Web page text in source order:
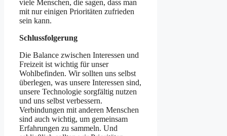
viele Menschen, die sagen, dass man
mit nur einigen Prioritäten zufrieden
sein kann.
Schlussfolgerung
Die Balance zwischen Interessen und
Freizeit ist wichtig für unser
Wohlbefinden. Wir sollten uns selbst
überlegen, was unsere Interessen sind,
unsere Technologie sorgfältig nutzen
und uns selbst verbessern.
Verbindungen mit anderen Menschen
sind auch wichtig, um gemeinsam
Erfahrungen zu sammeln. Und